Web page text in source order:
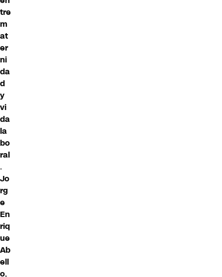
tre
m
at
er
ni
da
d
y
vi
da
la
bo
ral
.
Jo
rg
e
En
riq
ue
Ab
ell
o,